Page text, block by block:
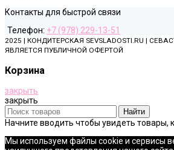
Контакты для быстрой связи
Телефон: +7 (978) 229-13-51
2025 | КОНДИТЕРСКАЯ SEVSLADOSTI.RU |
ЯВЛЯЕТСЯ ПУБЛИЧНОЙ ОФЕРТОЙ
Корзина
закрыть
закрыть
Найти
Начните вводить чтобы увидеть товары,
Мы используем файлы cookie и сервисы